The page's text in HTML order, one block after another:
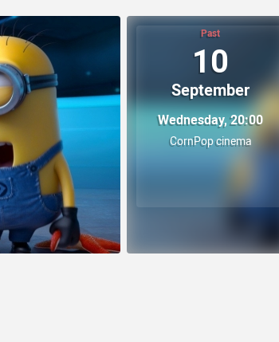
Past
10
September
Wednesday, 20:00
CornPop cinema